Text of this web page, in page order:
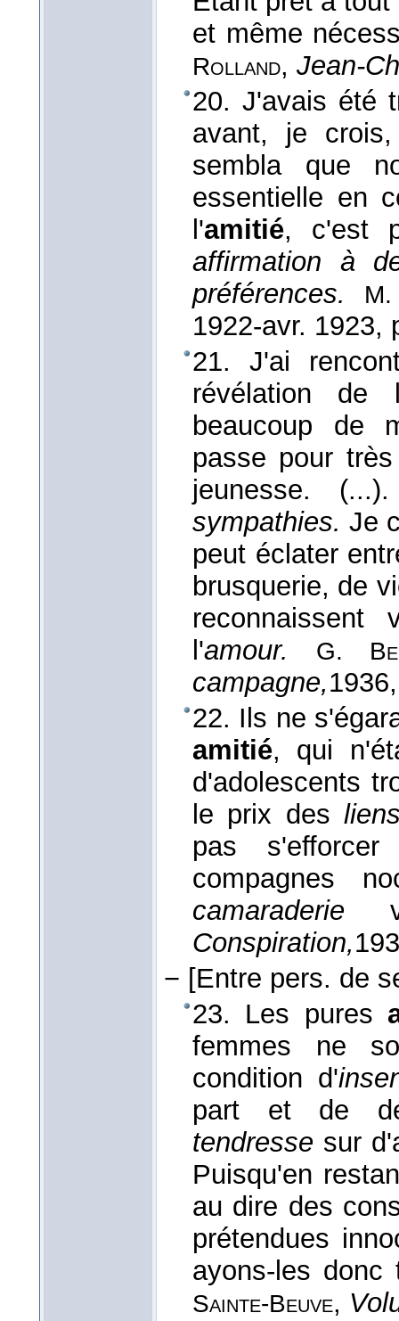
et même
Rolland, Jean-
20. J'avais été
avant, je
sembla que
essentielle en
l'amitié, c'est
affirmation à
préférences.
1922-avr. 1923,
21. J'ai
révélation de
beaucoup de
passe pour
jeunesse.
sympathies. Je
peut éclater
brusquerie, de
l'amour. G.
campagne,1936
22. Ils ne
amitié, qui
d'adolescents
le prix des
pas
compagnes
camaraderie
Conspiration,
− [Entre pers. de
23. Les pures
femmes ne
condition d'
part et de
tendresse sur
Puisqu'en
au dire des
prétendues
ayons-les
Sainte-Beuve,